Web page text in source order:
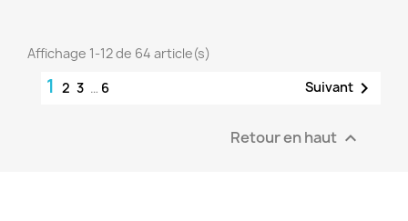
Affichage 1-12 de 64 article(s)
1 2 3 … 6 Suivant 
Retour en haut 